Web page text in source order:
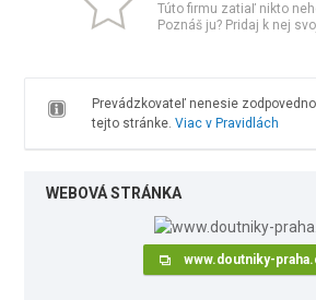
Túto firmu zatiaľ nikto
Poznáš ju? Pridaj k nej
Prevádzkovateľ nenesie
tejto stránke. Viac v Pravidlách
WEBOVÁ STRÁNKA
www.doutniky-